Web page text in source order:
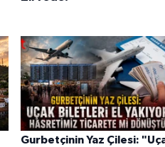
Gurbetçinin Yaz Çilesi: